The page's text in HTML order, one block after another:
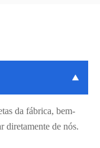

da fábrica, bem-
diretamente de nós.